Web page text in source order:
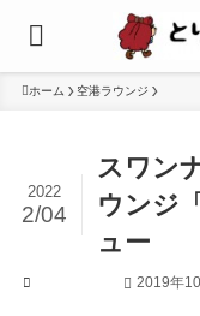
ホーム 空港ラウンジ
スワン
ウンジ
ュー
2022
2/04
2019年